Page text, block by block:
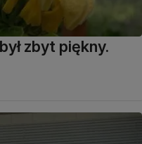
zbyt piękny.